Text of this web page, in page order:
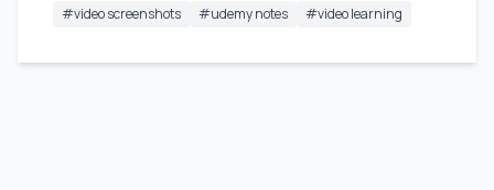
#video screenshots #udemy notes #video learning